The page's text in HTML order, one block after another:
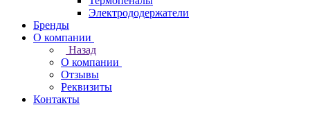
Электрододержатели
Бренды
О компании
Назад
О компании
Отзывы
Реквизиты
Контакты